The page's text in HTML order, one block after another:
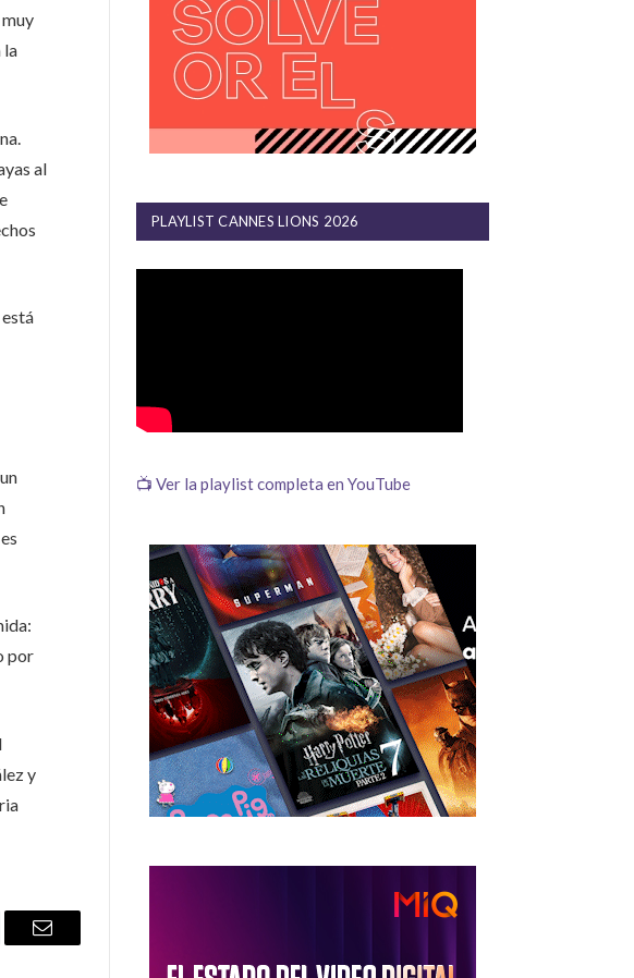
la
al
por
y
Email
PLAYLIST CANNES LIONS 2026
📺 Ver la playlist completa en YouTube